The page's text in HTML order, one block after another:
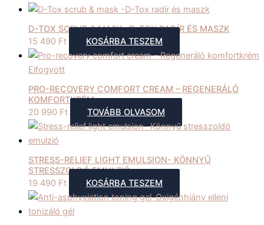
D-TOX SCRUB & MASK -D-TOX RADÍR ÉS MASZK
15 490 Ft KOSÁRBA TESZEM
Elfogyott
PRO-RECOVERY COMFORT CREAM – REGENERÁLÓ
KOMFORTKRÉM
20 990 Ft TOVÁBB OLVASOM
STRESS-RELIEF LIGHT EMULSION- KÖNNYŰ
STRESSZOLDÓ EMULZIÓ
19 490 Ft KOSÁRBA TESZEM